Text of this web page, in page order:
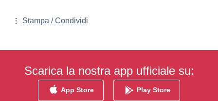
Stampa / Condividi
Scarica la nostra app ufficiale su:
App Store Play Store